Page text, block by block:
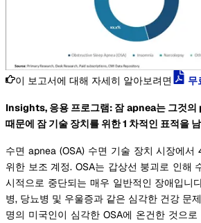
이 보고서에 대해 자세히 알아보려면 무
Insights, 응용 프로그램: 잠 apnea는 그것
때문에 잠 기술 장치를 위한 1 차적인 표적을
수면 apnea (OSA) 수면 기술 장치 시장에서
위한 보조 계정. OSA는 갑상선 붕괴로 인해
시적으로 중단되는 매우 일반적인 장애입니
병, 당뇨병 및 우울증과 같은 심각한 건강 문
명의 미국인이 심각한 OSA에 온건한 것으